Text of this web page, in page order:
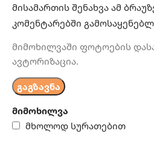
მიმოხილვა
მხოლოდ სურათებით
მისამართის შენახვა ამ
კომენტარებში
მიმოხილვაში ფოტოების
ავტორიზაცია.